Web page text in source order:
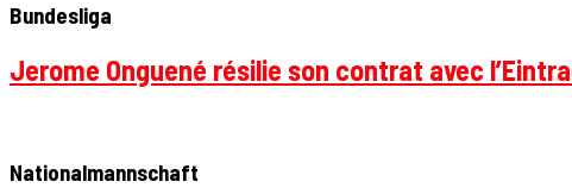
Bundesliga
Jerome Onguené résilie son contrat avec
Nationalmannschaft